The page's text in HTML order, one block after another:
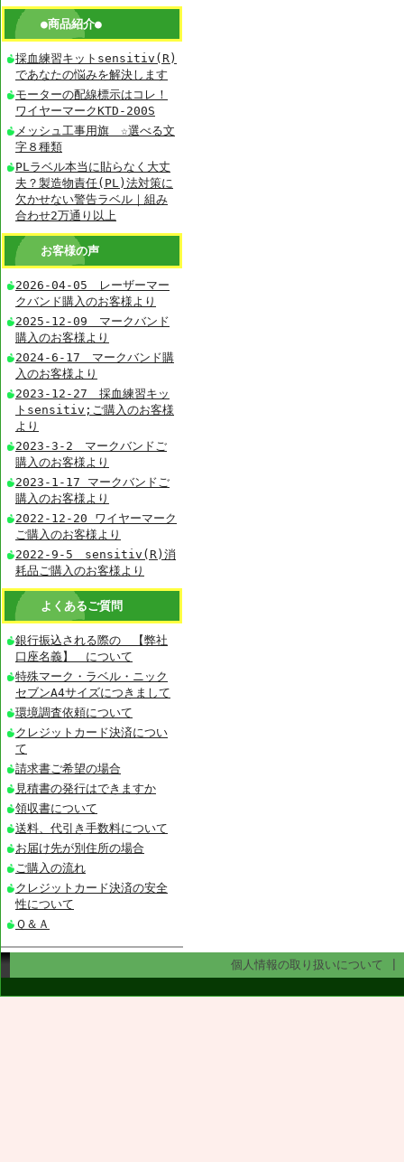
●商品紹介●
採血練習キットsensitiv(R)
であなたの悩みを解決します
モーターの配線標示はコレ！
ワイヤーマークKTD-200S
メッシュ工事用旗 ☆選べる文
字８種類
PLラベル本当に貼らなく大丈
夫？製造物責任(PL)法対策に
欠かせない警告ラベル｜組み
合わせ2万通り以上
お客様の声
2026-04-05 レーザーマー
クバンド購入のお客様より
2025-12-09 マークバンド
購入のお客様より
2024-6-17 マークバンド購
入のお客様より
2023-12-27 採血練習キッ
トsensitiv;ご購入のお客様
より
2023-3-2 マークバンドご
購入のお客様より
2023-1-17 マークバンドご
購入のお客様より
2022-12-20 ワイヤーマーク
ご購入のお客様より
2022-9-5 sensitiv(R)消
耗品ご購入のお客様より
よくあるご質問
銀行振込される際の 【弊社
口座名義】 について
特殊マーク・ラベル・ニック
セブンA4サイズにつきまして
環境調査依頼について
クレジットカード決済につい
て
請求書ご希望の場合
見積書の発行はできますか
領収書について
送料、代引き手数料について
お届け先が別住所の場合
ご購入の流れ
クレジットカード決済の安全
性について
Ｑ＆Ａ
個人情報の取り扱いについて